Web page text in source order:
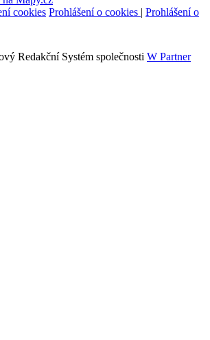
cookies Prohlášení o cookies | Prohlášení o
Redakční Systém společnosti W Partner